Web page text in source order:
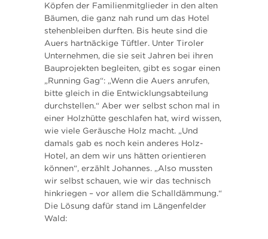
Köpfen der Familienmitglieder in den alten
Bäumen, die ganz nah rund um das Hotel
stehenbleiben durften. Bis heute sind die
Auers hartnäckige Tüftler. Unter Tiroler
Unternehmen, die sie seit Jahren bei ihren
Bauprojekten begleiten, gibt es sogar einen
„Running Gag“: „Wenn die Auers anrufen,
bitte gleich in die Entwicklungsabteilung
durchstellen.“ Aber wer selbst schon mal in
einer Holzhütte geschlafen hat, wird wissen,
wie viele Geräusche Holz macht. „Und
damals gab es noch kein anderes Holz-
Hotel, an dem wir uns hätten orientieren
können“, erzählt Johannes. „Also mussten
wir selbst schauen, wie wir das technisch
hinkriegen – vor allem die Schalldämmung.“
Die Lösung dafür stand im Längenfelder
Wald: